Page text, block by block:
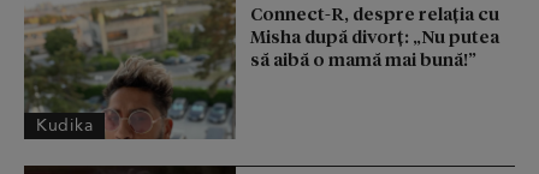
Kudika
Connect-R, despre relația cu
Misha după divorț: „Nu putea
să aibă o mamă mai bună!”